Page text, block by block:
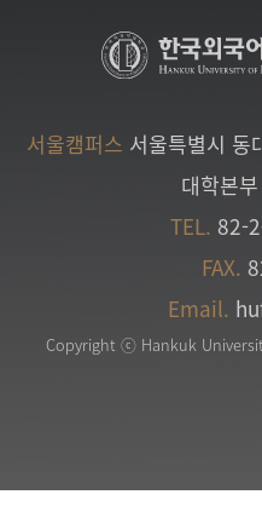
서울캠퍼스 서울특별시 동
대학본
TEL. 82-
FAX.
Email.
Copyright ⓒ Hankuk